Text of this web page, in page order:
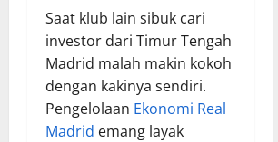
Saat klub lain sibuk cari
investor dari Timur Tengah
Madrid malah makin kokoh
dengan kakinya sendiri.
Pengelolaan Ekonomi Real
Madrid emang layak